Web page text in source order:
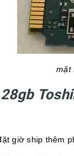
mặt
giờ ship thêm